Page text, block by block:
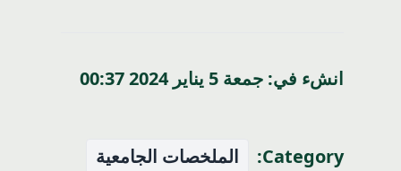
انشء في: جمعة 5 يناير 2024 00:37
Category: الملخصات الجامعية